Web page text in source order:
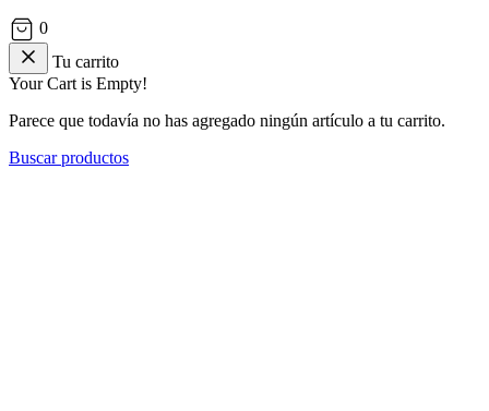
0
Tu carrito
Your Cart is Empty!
Parece que todavía no has agregado ningún artículo a tu carrito.
Buscar productos